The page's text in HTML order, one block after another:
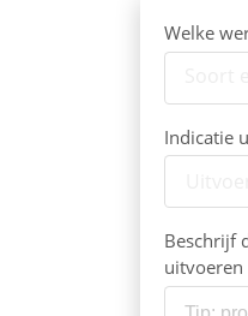
Welke
Indicatie
Beschrijf
uitvoeren